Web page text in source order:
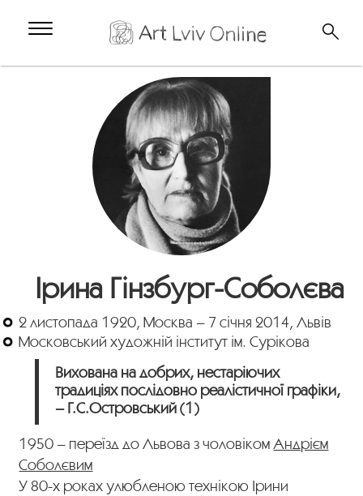
Ірина Гінзбург-Соболєва
2 листопада 1920, Москва – 7 січня 2014, Львів
Московський художній інститут ім. Сурікова
Вихована на добрих, нестаріючих
традиціях послідовно реалістичної графіки,
– Г.С.Островський (1)
1950 – переїзд до Львова з чоловіком Андрієм
Соболєвим
У 80-х роках улюбленою технікою Ірини